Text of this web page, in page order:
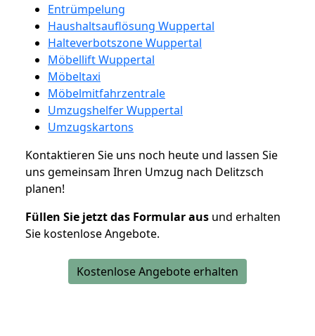
Entrümpelung
Haushaltsauflösung Wuppertal
Halteverbotszone Wuppertal
Möbellift Wuppertal
Möbeltaxi
Möbelmitfahrzentrale
Umzugshelfer Wuppertal
Umzugskartons
Kontaktieren Sie uns noch heute und lassen Sie
uns gemeinsam Ihren Umzug nach Delitzsch
planen!
Füllen Sie jetzt das Formular aus und erhalten
Sie kostenlose Angebote.
Kostenlose Angebote erhalten